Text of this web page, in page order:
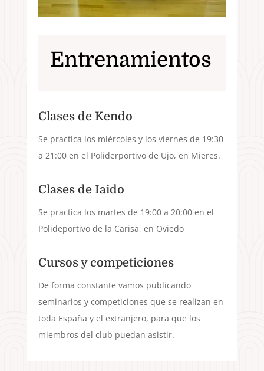
Entrenamientos
Clases de Kendo
Se practica los miércoles y los viernes de 19:30
a 21:00 en el Poliderportivo de Ujo, en Mieres.
Clases de Iaido
Se practica los martes de 19:00 a 20:00 en el
Polideportivo de la Carisa, en Oviedo
Cursos y competiciones
De forma constante vamos publicando
seminarios y competiciones que se realizan en
toda España y el extranjero, para que los
miembros del club puedan asistir.